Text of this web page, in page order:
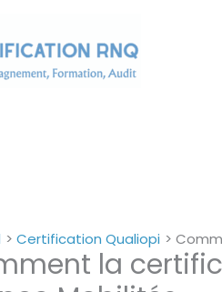
Certification Qualiopi
la